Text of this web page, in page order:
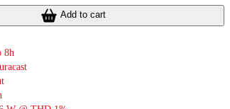
Add to cart
8h